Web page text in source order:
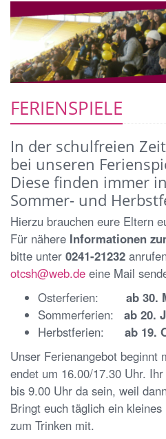
FERIENSPIELE
In der schulfreien
bei unseren
Diese finden immer
Sommer- und
Hierzu brauchen eure Eltern
Für nähere Informationen
bitte unter 0241-21232
otcsh@web.de eine Mail
Osterferien: ab 30.
Sommerferien: ab 20.
Herbstferien: ab 19.
Unser Ferienangebot beginnt
endet um 16.00/17.30 Uhr.
bis 9.00 Uhr da sein, weil
Bringt euch täglich ein
zum Trinken mit.